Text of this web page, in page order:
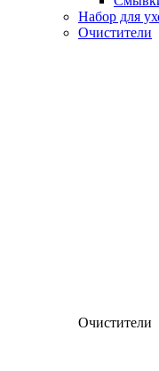
Набор для
Очистители
Очистители